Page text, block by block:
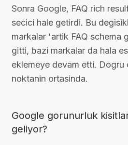
Sonra Google, FAQ rich
secici hale getirdi. Bu
markalar 'artik FAQ schema
gitti, bazi markalar da hala
eklemeye devam etti. Dogru
noktanin ortasinda.
Google gorunurluk
geliyor?